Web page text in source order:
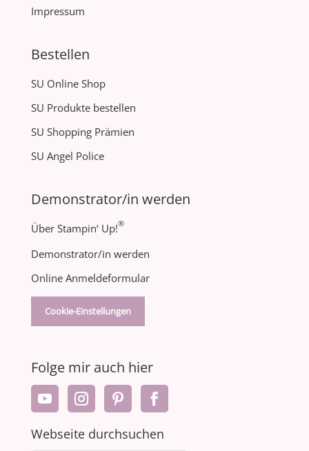
Impressum
Bestellen
SU Online Shop
SU Produkte bestellen
SU Shopping Prämien
SU Angel Police
Demonstrator/in werden
Über Stampin‘ Up!®
Demonstrator/in werden
Online Anmeldeformular
Cookie-Einstellungen
Folge mir auch hier
Webseite durchsuchen